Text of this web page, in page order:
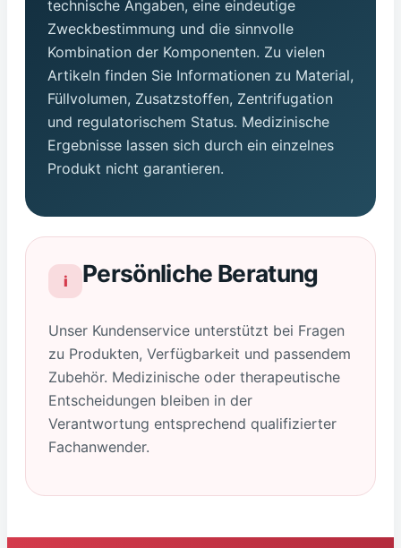
technische Angaben, eine eindeutige
Zweckbestimmung und die sinnvolle
Kombination der Komponenten. Zu vielen
Artikeln finden Sie Informationen zu Material,
Füllvolumen, Zusatzstoffen, Zentrifugation
und regulatorischem Status. Medizinische
Ergebnisse lassen sich durch ein einzelnes
Produkt nicht garantieren.
i Persönliche Beratung
Unser Kundenservice unterstützt bei Fragen
zu Produkten, Verfügbarkeit und passendem
Zubehör. Medizinische oder therapeutische
Entscheidungen bleiben in der
Verantwortung entsprechend qualifizierter
Fachanwender.